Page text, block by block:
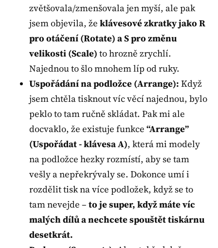
zvětšovala/zmenšovala jen myší, ale pak
jsem objevila, že klávesové zkratky jako R
pro otáčení (Rotate) a S pro změnu
velikosti (Scale) to hrozně zrychlí.
Najednou to šlo mnohem líp od ruky.
Uspořádání na podložce (Arrange): Když
jsem chtěla tisknout víc věcí najednou, bylo
peklo to tam ručně skládat. Pak mi ale
docvaklo, že existuje funkce “Arrange”
(Uspořádat - klávesa A), která mi modely
na podložce hezky rozmístí, aby se tam
vešly a nepřekrývaly se. Dokonce umí i
rozdělit tisk na více podložek, když se to
tam nevejde – to je super, když máte víc
malých dílů a nechcete spouštět tiskárnu
desetkrát.